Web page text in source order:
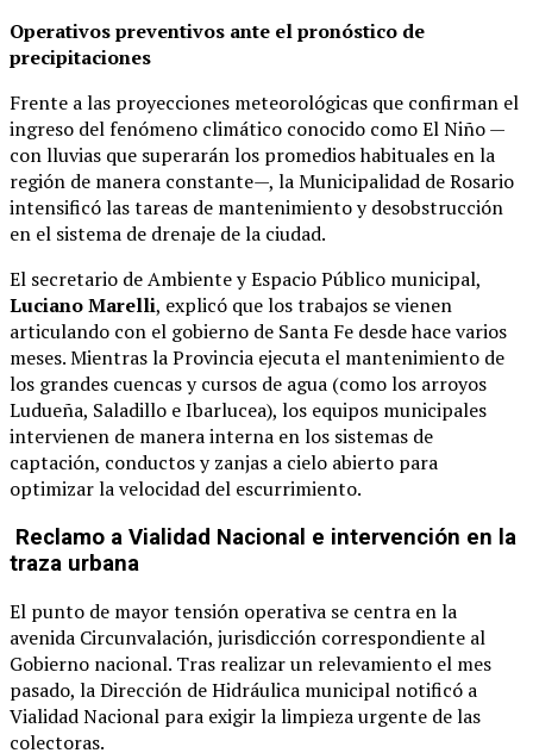
Operativos preventivos ante el pronóstico de
precipitaciones
Frente a las proyecciones meteorológicas que confirman el
ingreso del fenómeno climático conocido como El Niño —
con lluvias que superarán los promedios habituales en la
región de manera constante—, la Municipalidad de Rosario
intensificó las tareas de mantenimiento y desobstrucción
en el sistema de drenaje de la ciudad.
El secretario de Ambiente y Espacio Público municipal,
Luciano Marelli, explicó que los trabajos se vienen
articulando con el gobierno de Santa Fe desde hace varios
meses. Mientras la Provincia ejecuta el mantenimiento de
los grandes cuencas y cursos de agua (como los arroyos
Ludueña, Saladillo e Ibarlucea), los equipos municipales
intervienen de manera interna en los sistemas de
captación, conductos y zanjas a cielo abierto para
optimizar la velocidad del escurrimiento.
Reclamo a Vialidad Nacional e intervención en la
traza urbana
El punto de mayor tensión operativa se centra en la
avenida Circunvalación, jurisdicción correspondiente al
Gobierno nacional. Tras realizar un relevamiento el mes
pasado, la Dirección de Hidráulica municipal notificó a
Vialidad Nacional para exigir la limpieza urgente de las
colectoras.